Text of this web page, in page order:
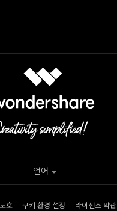
호 쿠키 환경 설정 라이선스 약관
언어